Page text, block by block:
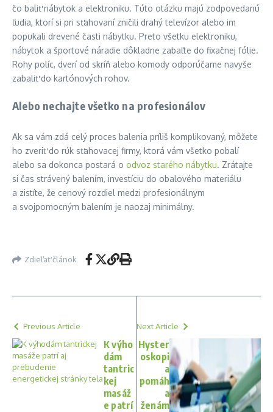
čo baliť nábytok a elektroniku. Túto otázku majú zodpovedanú
ľudia, ktorí si pri sťahovaní zničili drahý televízor alebo im
popukali drevené časti nábytku. Preto všetku elektroniku,
nábytok a športové náradie dôkladne zabaľte do fixačnej fólie.
Rohy políc, dverí od skríň alebo komody odporúčame navyše
zabaliť do kartónových rohov.
Alebo nechajte všetko na profesionálov
Ak sa vám zdá celý proces balenia príliš komplikovaný, môžete
ho zveriť do rúk sťahovacej firmy, ktorá vám všetko pobalí
alebo sa dokonca postará o odvoz starého nábytku. Zrátajte
si čas strávený balením, investíciu do obalového materiálu
a zistíte, že cenový rozdiel medzi profesionálnym
a svojpomocným balením je naozaj minimálny.
Zdieľať článok
Previous Article
K výho
dám
tantric
kej
masáž
e patrí
Next Article
Hyster
oskopi
a
pomáh
a
ženám